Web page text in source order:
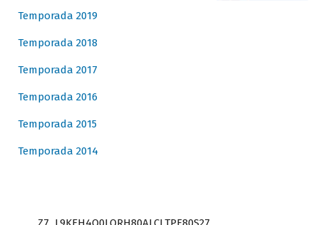
Temporada 2019
Temporada 2018
Temporada 2017
Temporada 2016
Temporada 2015
Temporada 2014